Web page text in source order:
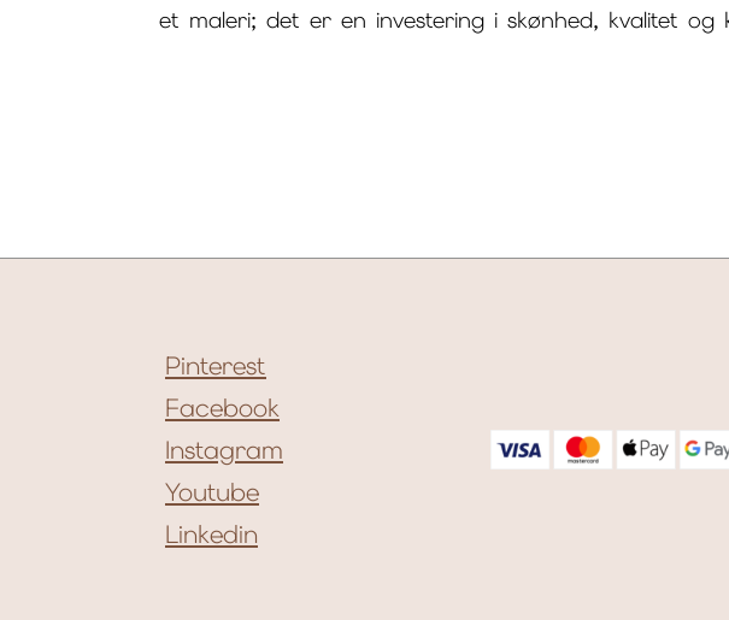
et maleri; det er en investering i skønhed, kvalitet og
Pinterest
Facebook
Instagram
Youtube
Linkedin